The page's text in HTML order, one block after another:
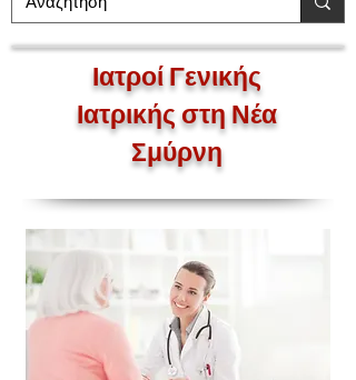
ΙατροίΓενικής
Ιατρικήςστη Νέα
Σμύρνη